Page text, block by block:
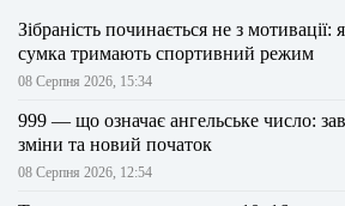
Зібраність починається не з мотивації:
сумка тримають спортивний режим
08 Серпня 2026, 15:34
999 — що означає ангельське число:
зміни та новий початок
08 Серпня 2026, 12:54